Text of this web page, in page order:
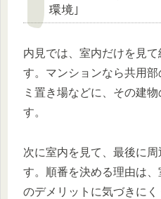
環境」
内見では、室内だけを見
す。マンションなら共用
ミ置き場などに、その建
す。
次に室内を見て、最後に
す。順番を決める理由は
のデメリットに気づきに